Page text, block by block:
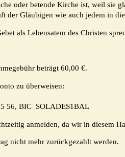
oder betende Kirche ist, weil sie
der Gläubigen wie auch jedem in
als Lebensatem des Christen
beträgt 60,00 €.
zu überweisen:
56, BIC SOLADES1BAL
anmelden, da wir in diesem
nicht mehr zurückgezahlt werden.